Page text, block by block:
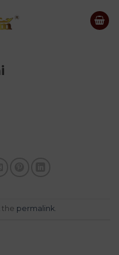
the permalink.